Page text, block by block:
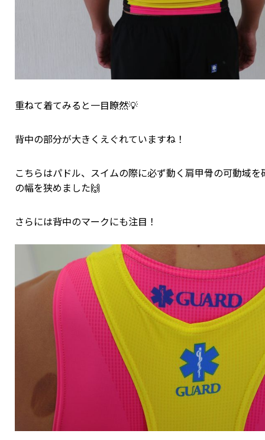
重ねて着てみると一目瞭然💡
背中の部分が大きくえぐれていますね！
こちらはパドル、スイムの際に必ず動く肩甲骨の可動域を
の幅を狭めました🙌
さらには背中のマークにも注目！